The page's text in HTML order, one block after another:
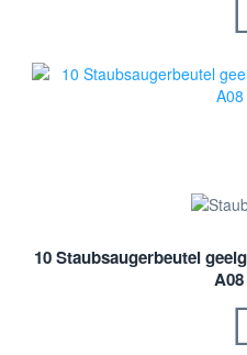
10 Staubsaugerbeutel